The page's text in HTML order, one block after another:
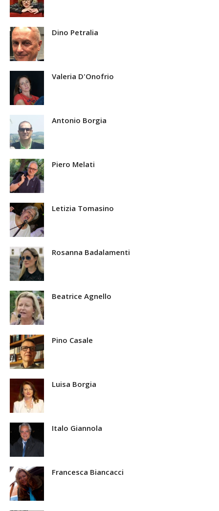
Dino Petralia
Valeria D'Onofrio
Antonio Borgia
Piero Melati
Letizia Tomasino
Rosanna Badalamenti
Beatrice Agnello
Pino Casale
Luisa Borgia
Italo Giannola
Francesca Biancacci